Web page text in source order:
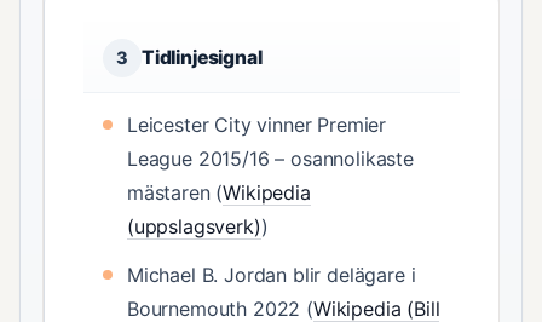
3 Tidlinjesignal
Leicester City vinner Premier
League 2015/16 – osannolikaste
mästaren (Wikipedia
(uppslagsverk))
Michael B. Jordan blir delägare i
Bournemouth 2022 (Wikipedia (Bill